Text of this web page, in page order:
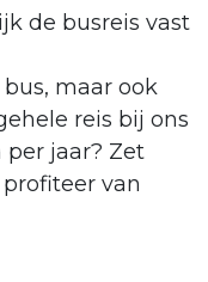
de busreis vast
maar ook
reis bij ons
jaar? Zet
van